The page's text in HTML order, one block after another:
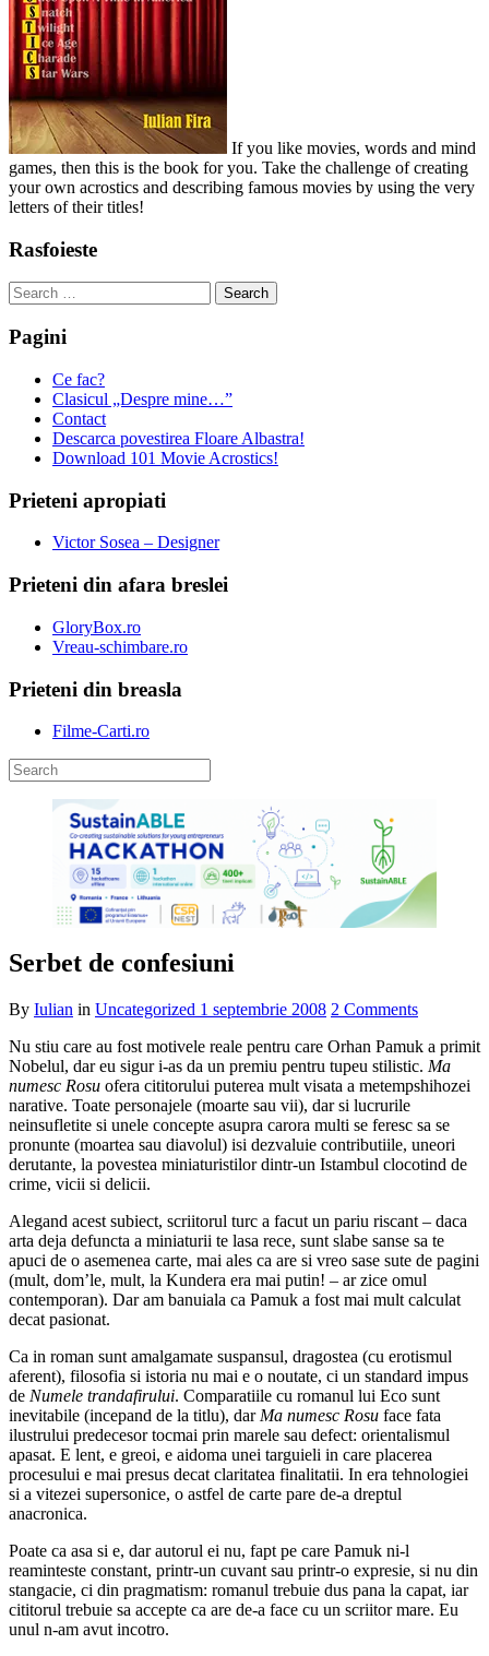
If you like movies, words and mind
games, then this is the book for you. Take the challenge of creating
your own acrostics and describing famous movies by using the very
letters of their titles!
Rasfoieste
Search
for:
Pagini
Ce fac?
Clasicul „Despre mine…”
Contact
Descarca povestirea Floare Albastra!
Download 101 Movie Acrostics!
Prieteni apropiati
Victor Sosea – Designer
Prieteni din afara breslei
GloryBox.ro
Vreau-schimbare.ro
Prieteni din breasla
Filme-Carti.ro
Serbet de confesiuni
By Iulian in Uncategorized 1 septembrie 2008 2 Comments
Nu stiu care au fost motivele reale pentru care Orhan Pamuk a primit
Nobelul, dar eu sigur i-as da un premiu pentru tupeu stilistic. Ma
numesc Rosu ofera cititorului puterea mult visata a metempshihozei
narative. Toate personajele (moarte sau vii), dar si lucrurile
neinsufletite si unele concepte asupra carora multi se feresc sa se
pronunte (moartea sau diavolul) isi dezvaluie contributiile, uneori
derutante, la povestea miniaturistilor dintr-un Istambul clocotind de
crime, vicii si delicii.
Alegand acest subiect, scriitorul turc a facut un pariu riscant – daca
arta deja defuncta a miniaturii te lasa rece, sunt slabe sanse sa te
apuci de o asemenea carte, mai ales ca are si vreo sase sute de pagini
(mult, dom’le, mult, la Kundera era mai putin! – ar zice omul
contemporan). Dar am banuiala ca Pamuk a fost mai mult calculat
decat pasionat.
Ca in roman sunt amalgamate suspansul, dragostea (cu erotismul
aferent), filosofia si istoria nu mai e o noutate, ci un standard impus
de Numele trandafirului. Comparatiile cu romanul lui Eco sunt
inevitabile (incepand de la titlu), dar Ma numesc Rosu face fata
ilustrului predecesor tocmai prin marele sau defect: orientalismul
apasat. E lent, e greoi, e aidoma unei targuieli in care placerea
procesului e mai presus decat claritatea finalitatii. In era tehnologiei
si a vitezei supersonice, o astfel de carte pare de-a dreptul
anacronica.
Poate ca asa si e, dar autorul ei nu, fapt pe care Pamuk ni-l
reaminteste constant, printr-un cuvant sau printr-o expresie, si nu din
stangacie, ci din pragmatism: romanul trebuie dus pana la capat, iar
cititorul trebuie sa accepte ca are de-a face cu un scriitor mare. Eu
unul n-am avut incotro.